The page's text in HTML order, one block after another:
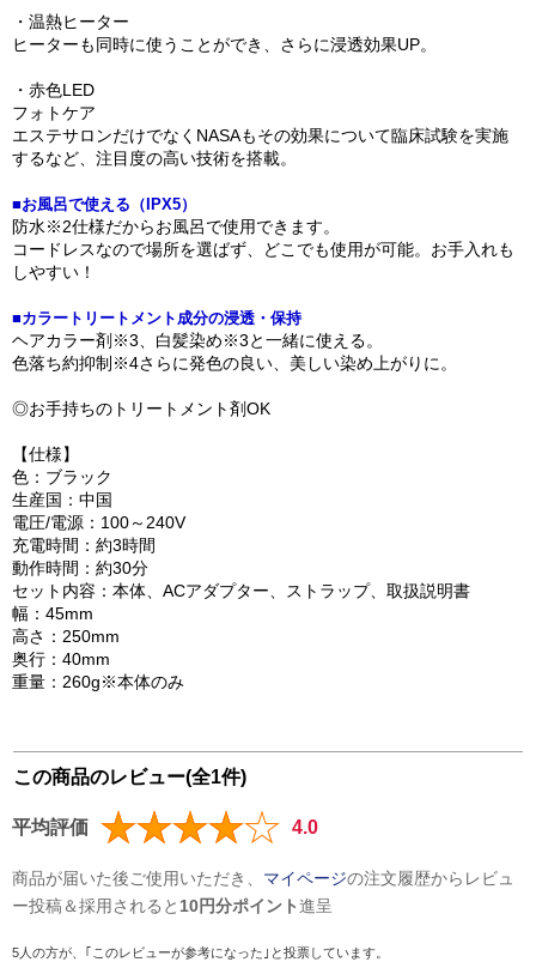
・温熱ヒーター
ヒーターも同時に使うことができ、さらに浸透効果UP。
・赤色LED
フォトケア
エステサロンだけでなくNASAもその効果について臨床試験を実施
するなど、注目度の高い技術を搭載。
■お風呂で使える（IPX5）
防水※2仕様だからお風呂で使用できます。
コードレスなので場所を選ばず、どこでも使用が可能。お手入れも
しやすい！
■カラートリートメント成分の浸透・保持
ヘアカラー剤※3、白髪染め※3と一緒に使える。
色落ち約抑制※4さらに発色の良い、美しい染め上がりに。
◎お手持ちのトリートメント剤OK
【仕様】
色：ブラック
生産国：中国
電圧/電源：100～240V
充電時間：約3時間
動作時間：約30分
セット内容：本体、ACアダプター、ストラップ、取扱説明書
幅：45mm
高さ：250mm
奥行：40mm
重量：260g※本体のみ
この商品のレビュー(全1件)
平均評価 4.0
商品が届いた後ご使用いただき、 マイページの注文履歴からレビュ
ー投稿＆採用されると 10円分ポイント進呈
5人の方が、｢このレビューが参考になった｣と投票しています。